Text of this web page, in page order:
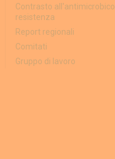
Contrasto all'antimicrobico
resistenza
Report regionali
Comitati
Gruppo di lavoro